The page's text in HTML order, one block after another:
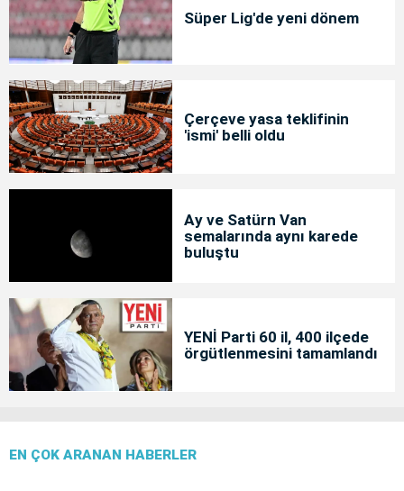
Süper Lig'de yeni dönem
Çerçeve yasa teklifinin
'ismi' belli oldu
Ay ve Satürn Van
semalarında aynı karede
buluştu
YENİ Parti 60 il, 400 ilçede
örgütlenmesini tamamlandı
EN ÇOK ARANAN HABERLER